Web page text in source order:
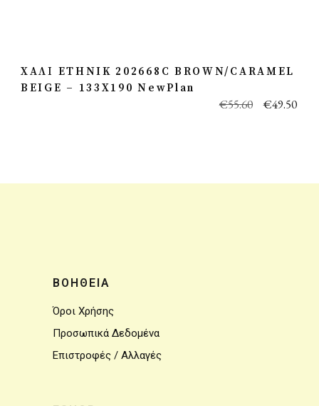
ΧΑΛΙ ETHNIK 202668C BROWN/CARAMEL
BEIGE – 133X190 NewPlan
€55.60 €49.50
ΒΟΗΘΕΙΑ
Όροι Χρήσης
Προσωπικά Δεδομένα
Επιστροφές / Αλλαγές